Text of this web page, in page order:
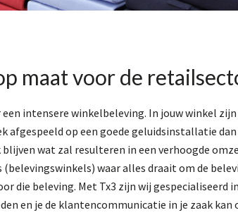
maat voor de
intensere winkelbeleving. In jouw winkel
op een goede geluidsinstallatie
wat zal resulteren in een verhoogde
waar alles draait om de
die beleving. Met Tx3 zijn wij gespecialiseerd
en je de klantencommunicatie in je zaak